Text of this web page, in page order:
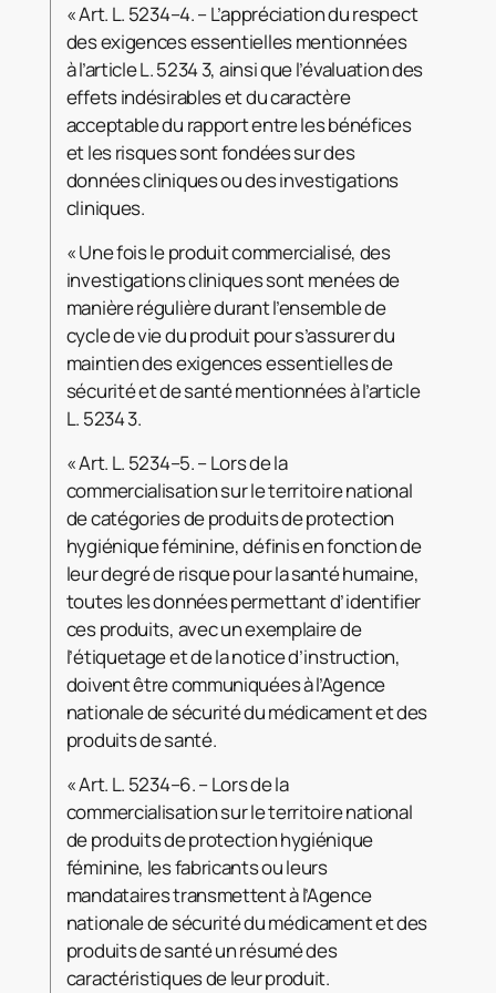
« Art. L. 5234–4. – L’appréciation du respect
des exigences essentielles mentionnées
à l’article L. 5234 3, ainsi que l’évaluation des
effets indésirables et du caractère
acceptable du rapport entre les bénéfices
et les risques sont fondées sur des
données cliniques ou des investigations
cliniques.
« Une fois le produit commercialisé, des
investigations cliniques sont menées de
manière régulière durant l’ensemble de
cycle de vie du produit pour s’assurer du
maintien des exigences essentielles de
sécurité et de santé mentionnées à l’article
L. 5234 3.
« Art. L. 5234–5. – Lors de la
commercialisation sur le territoire national
de catégories de produits de protection
hygiénique féminine, définis en fonction de
leur degré de risque pour la santé humaine,
toutes les données permettant d’identifier
ces produits, avec un exemplaire de
l’étiquetage et de la notice d’instruction,
doivent être communiquées à l’Agence
nationale de sécurité du médicament et des
produits de santé.
« Art. L. 5234–6. – Lors de la
commercialisation sur le territoire national
de produits de protection hygiénique
féminine, les fabricants ou leurs
mandataires transmettent à l’Agence
nationale de sécurité du médicament et des
produits de santé un résumé des
caractéristiques de leur produit.